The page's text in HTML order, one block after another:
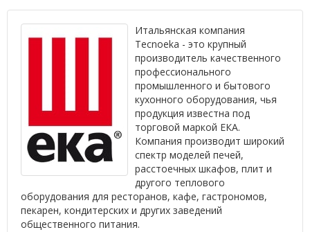
Итальянская компания
Tecnoeka - это крупный
производитель качественного
профессионального
промышленного и бытового
кухонного оборудования, чья
продукция известна под
торговой маркой ЕКА.
Компания производит широкий
спектр моделей печей,
расстоечных шкафов, плит и
другого теплового
оборудования для ресторанов, кафе, гастрономов,
пекарен, кондитерских и других заведений
общественного питания.